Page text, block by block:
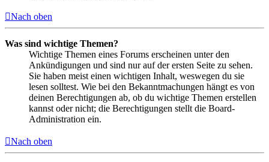
Nach oben
Was sind wichtige Themen?
Wichtige Themen eines Forums erscheinen unter den
Ankündigungen und sind nur auf der ersten Seite zu sehen.
Sie haben meist einen wichtigen Inhalt, weswegen du sie
lesen solltest. Wie bei den Bekanntmachungen hängt es von
deinen Berechtigungen ab, ob du wichtige Themen erstellen
kannst oder nicht; die Berechtigungen stellt die Board-
Administration ein.
Nach oben